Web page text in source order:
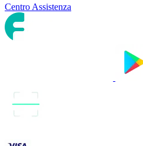
Centro Assistenza